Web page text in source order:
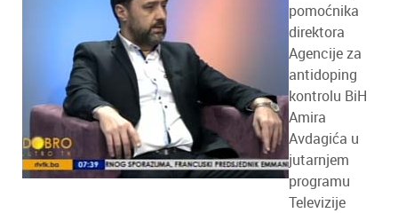
pomoćnika
direktora
Agencije za
antidoping
kontrolu BiH
Amira
Avdagića u
jutarnjem
programu
Televizije